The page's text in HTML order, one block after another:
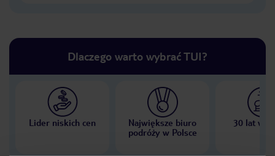
Dlaczego warto wybrać TUI?
Lider niskich cen
Największe biuro
podróży w Polsce
30 lat w